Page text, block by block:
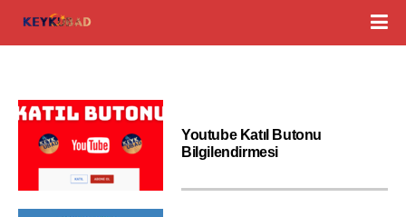
Youtube Katıl Butonu
Bilgilendirmesi